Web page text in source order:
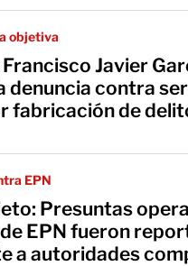
objetiva
Javier
denuncia contra
fabricación de
EPN
Presuntas
EPN fueron
a autoridades